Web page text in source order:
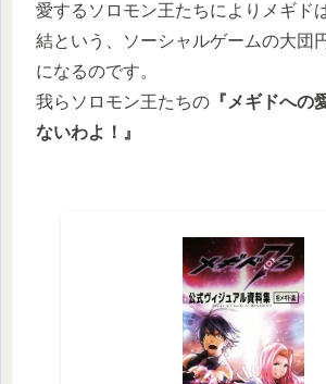
愛するソロモン王たちによりメギド
結という、ソーシャルゲームの大団
になるのです。
我らソロモン王たちの 『メギドへの
ないわよ！』